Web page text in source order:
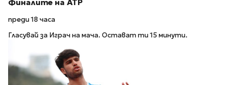
Финалите на ATP
преди 18 часа
Гласувай за Играч на мача. Остават ти 15 минути.